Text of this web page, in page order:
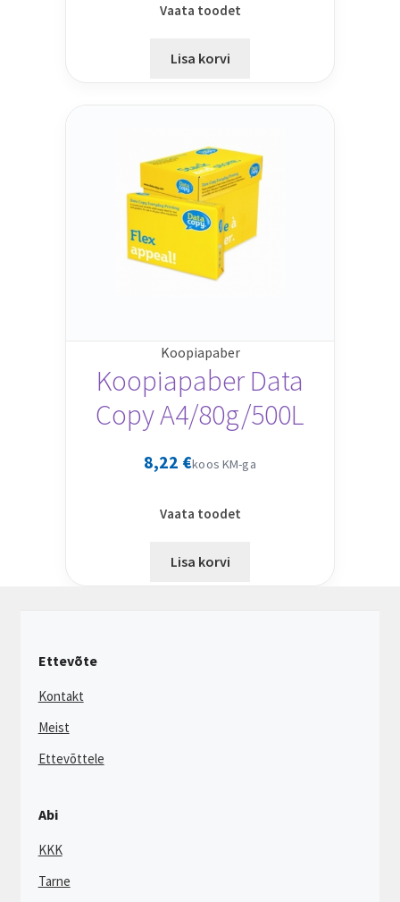
Vaata toodet
Lisa korvi
Koopiapaber
Koopiapaber Data
Copy A4/80g/500L
8,22 €koos KM-ga
Vaata toodet
Lisa korvi
Ettevõte
Kontakt
Meist
Ettevõttele
Abi
KKK
Tarne